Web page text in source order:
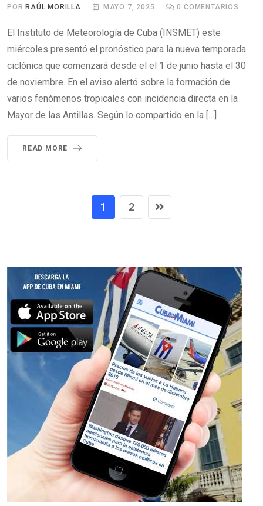
POR RAÚL MORILLA MAYO 7, 2025 0 COMENTARIOS
El Instituto de Meteorología de Cuba (INSMET) este
miércoles presentó el pronóstico para la nueva temporada
ciclónica que comenzará desde el el 1 de junio hasta el 30
de noviembre. En el aviso alertó sobre la formación de
varios fenómenos tropicales con incidencia directa en la
Mayor de las Antillas. Según lo compartido en la […]
READ MORE
1 2